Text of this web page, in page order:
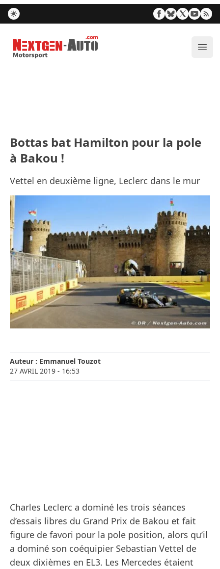
Nextgen-Auto.com
Bottas bat Hamilton pour la pole
à Bakou !
Vettel en deuxième ligne, Leclerc dans le mur
Auteur : Emmanuel Touzot
27 AVRIL 2019 - 16:53
Charles Leclerc a dominé les trois séances
d’essais libres du Grand Prix de Bakou et fait
figure de favori pour la pole position, alors qu’il
a dominé son coéquipier Sebastian Vettel de
deux dixièmes en EL3. Les Mercedes étaient